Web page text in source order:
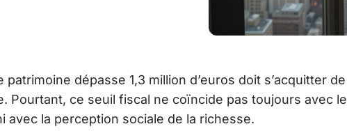
dépasse 1,3 million d’euros doit s’acquitter de
Pourtant, ce seuil fiscal ne coïncide pas toujours avec le
avec la perception sociale de la richesse.